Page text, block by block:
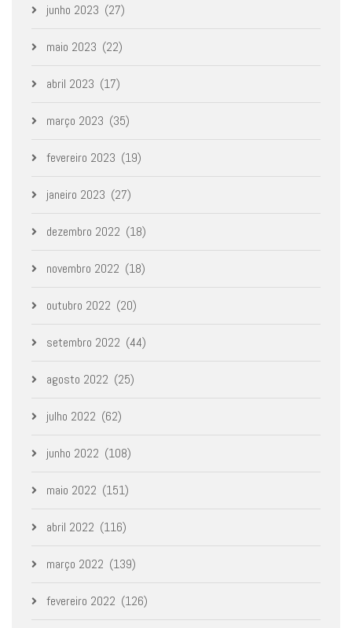
junho 2023 (27)
maio 2023 (22)
abril 2023 (17)
março 2023 (35)
fevereiro 2023 (19)
janeiro 2023 (27)
dezembro 2022 (18)
novembro 2022 (18)
outubro 2022 (20)
setembro 2022 (44)
agosto 2022 (25)
julho 2022 (62)
junho 2022 (108)
maio 2022 (151)
abril 2022 (116)
março 2022 (139)
fevereiro 2022 (126)